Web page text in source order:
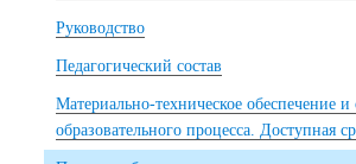
Руководство
Педагогический состав
Материально-техническое обеспечение
образовательного процесса. Доступная